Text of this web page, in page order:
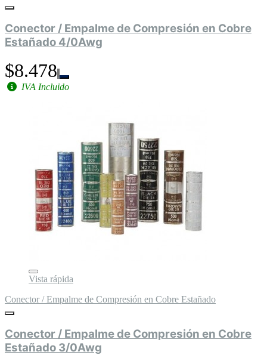
Conector / Empalme de Compresión en Cobre
Estañado 4/0Awg
$8.478
IVA Incluido
Vista rápida
Conector / Empalme de Compresión en Cobre Estañado
Conector / Empalme de Compresión en Cobre
Estañado 3/0Awg